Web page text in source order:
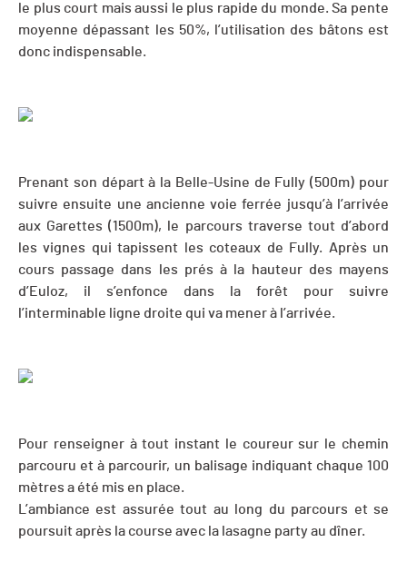
le plus court mais aussi le plus rapide du monde. Sa pente
moyenne dépassant les 50%, l’utilisation des bâtons est
donc indispensable.
Prenant son départ à la Belle-Usine de Fully (500m) pour
suivre ensuite une ancienne voie ferrée jusqu’à l’arrivée
aux Garettes (1500m), le parcours traverse tout d’abord
les vignes qui tapissent les coteaux de Fully. Après un
cours passage dans les prés à la hauteur des mayens
d’Euloz, il s’enfonce dans la forêt pour suivre
l’interminable ligne droite qui va mener à l’arrivée.
Pour renseigner à tout instant le coureur sur le chemin
parcouru et à parcourir, un balisage indiquant chaque 100
mètres a été mis en place.
L’ambiance est assurée tout au long du parcours et se
poursuit après la course avec la lasagne party au dîner.